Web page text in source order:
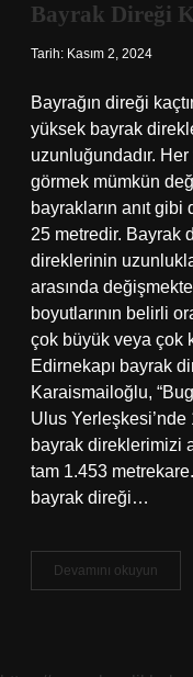
Bayrak Direği
Tarih: Kasım 2, 2024
Bayrağın direği
yüksek bayrak
uzunluğundadır.
görmek mümkün
bayrakların anıt
25 metredir. Bayrak
direklerinin
arasında
boyutlarının belirli
çok büyük veya çok
Edirnekapı bayrak
Karaismailoğlu,
Ulus
bayrak direklerimizi
tam 1.453
bayrak direği…
Devamını okuyun
Direği